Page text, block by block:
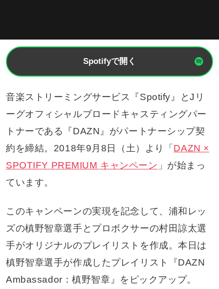
Spotifyで開く
音楽ストリーミングサービス『Spotify』とJリ
ーグオフィシャルブロードキャスティングパー
トナーである『DAZN』がパートナーシップ契
約を締結。2018年9月8日（土）より「 DAZN ×
SPOTIFY PREMIUM キャンペーン 」が始まっ
ています。
このキャンペーンの実現を記念して、浦和レッ
ズの槙野智章選手とプロボクサーの村田諒太選
手がオリジナルのプレイリストを作成。本日は
槙野智章選手が作成したプレイリスト『DAZN
Ambassador：槙野智章』をピックアップ。